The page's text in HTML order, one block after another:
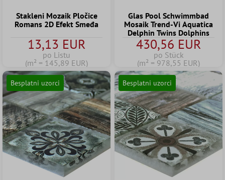
Stakleni Mozaik Pločice
Romans 2D Efekt Smeđa
13,13 EUR
po Listu
(m² = 145,89 EUR)
Glas Pool Schwimmbad
Mosaik Trend-Vi Aquatica
Delphin Twins Dolphins
430,56 EUR
po Stück
(m² = 978,55 EUR)
Besplatni uzorci Besplatni uzorci